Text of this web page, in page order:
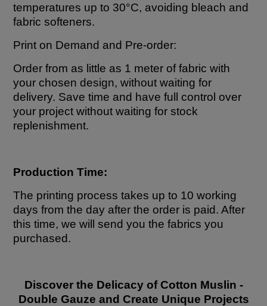
temperatures up to 30°C, avoiding bleach and
fabric softeners.
Print on Demand and Pre-order:
Order from as little as 1 meter of fabric with
your chosen design, without waiting for
delivery. Save time and have full control over
your project without waiting for stock
replenishment.
Production Time:
The printing process takes up to 10 working
days from the day after the order is paid. After
this time, we will send you the fabrics you
purchased.
Discover the Delicacy of Cotton Muslin -
Double Gauze and Create Unique Projects